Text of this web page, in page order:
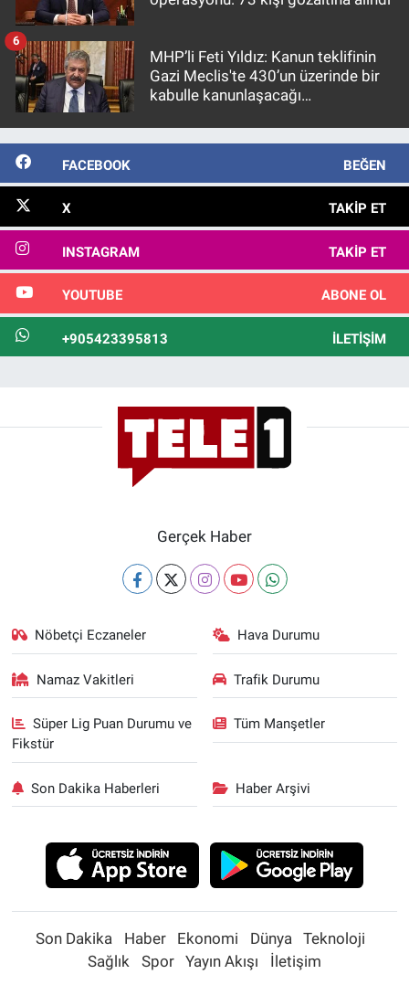
MHP’li Feti Yıldız: Kanun teklifinin
Gazi Meclis'te 430’un üzerinde bir
kabulle kanunlaşacağı
6
FACEBOOK BEĞEN
X TAKIP ET
INSTAGRAM TAKIP ET
YOUTUBE ABONE OL
+905423395813 İLETIŞIM
Gerçek Haber
Nöbetçi Eczaneler Hava Durumu
Namaz Vakitleri Trafik Durumu
Süper Lig Puan Durumu ve
Fikstür
Tüm Manşetler
Son Dakika Haberleri Haber Arşivi
Son Dakika Haber Ekonomi Dünya
Teknoloji
Sağlık
Spor Yayın Akışı İletişim